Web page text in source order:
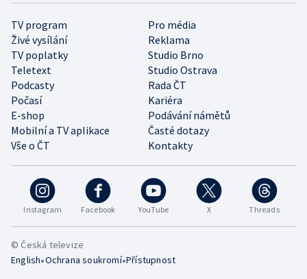
Instagram Facebook YouTube X Threads
TV program
Pro média
Živé vysílání
Reklama
TV poplatky
Studio Brno
Teletext
Studio Ostrava
Podcasty
Rada ČT
Počasí
Kariéra
E-shop
Podávání námětů
Mobilní a TV aplikace
Časté dotazy
Vše o ČT
Kontakty
© Česká televize
English•Ochrana soukromí•Přístupnost